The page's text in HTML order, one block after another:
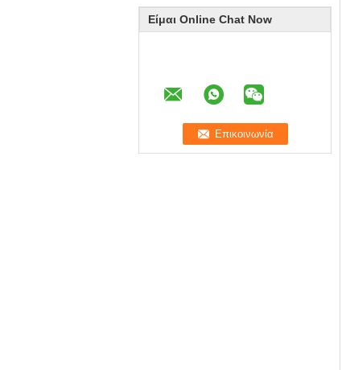
Είμαι Online Chat Now